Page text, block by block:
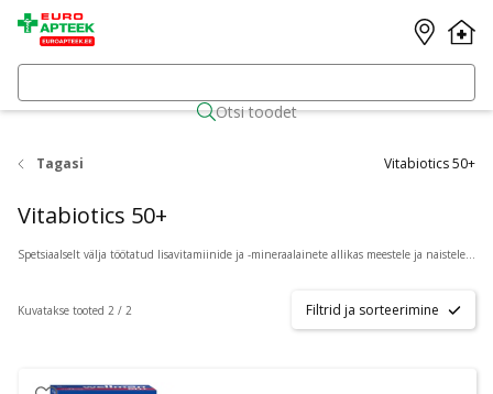
Otsi toodet
Tagasi Vitabiotics 50+
Vitabiotics 50+
Spetsiaalselt välja töötatud lisavitamiinide ja -mineraalainete allikas meestele ja naistele vanuses 50 aastat ja enam.
Kuvatakse tooted 2 / 2 Filtrid ja sorteerimine